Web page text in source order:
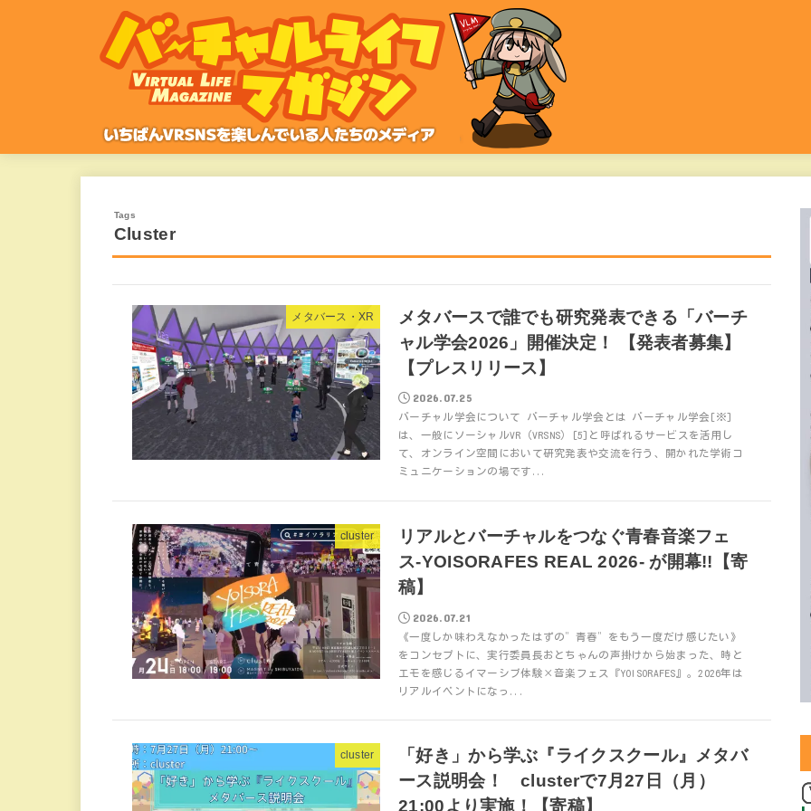
Cluster
メタバース・XR
メタバースで誰でも研究発表できる「バーチ
ャル学会2026」開催決定！ 【発表者募集】
【プレスリリース】
2026.07.25
バーチャル学会について バーチャル学会とは バーチャル学会[※]
は、一般にソーシャルVR（VRSNS）[5]と呼ばれるサービスを活用し
て、オンライン空間において研究発表や交流を行う、開かれた学術コ
ミュニケーションの場です...
cluster
リアルとバーチャルをつなぐ青春音楽フェ
ス-YOISORAFES REAL 2026- が開幕!!【寄
稿】
2026.07.21
《一度しか味わえなかったはずの”青春”をもう一度だけ感じたい》
をコンセプトに、実行委員長おとちゃんの声掛けから始まった、時と
エモを感じるイマーシブ体験×音楽フェス『YOISORAFES』。2026年は
リアルイベントになっ...
cluster
「好き」から学ぶ『ライクスクール』メタバ
ース説明会！ clusterで7月27日（月）
21:00より実施！【寄稿】